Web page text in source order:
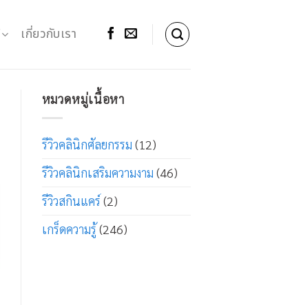
เกี่ยวกับเรา
หมวดหมู่เนื้อหา
รีวิวคลินิกศัลยกรรม (12)
รีวิวคลินิกเสริมความงาม (46)
รีวิวสกินแคร์ (2)
เกร็ดความรู้(246)